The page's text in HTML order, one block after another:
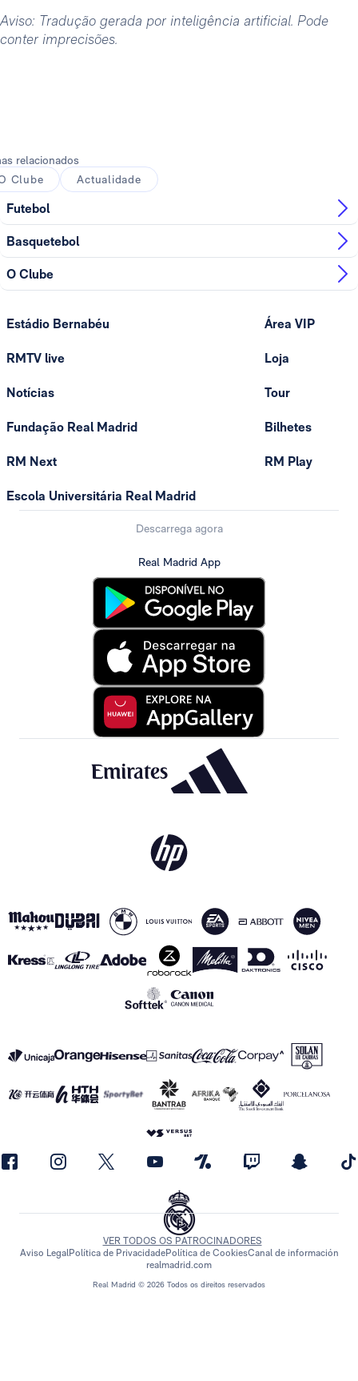
Aviso: Tradução gerada por inteligência artificial. Pode
conter imprecisões.
relacionados
Clube
Actualidade
Futebol
Basquetebol
O Clube
Estádio Bernabéu
RMTV live
Notícias
Fundação Real Madrid
RM Next
Escola Universitária Real Madrid
Área VIP
Loja
Tour
Bilhetes
RM Play
Descarrega agora
Real Madrid App
Real Madrid © 2026 Todos os direitos reservados
VER TODOS OS PATROCINADORES
Aviso LegalPolítica de PrivacidadePolítica de CookiesCanal de información
realmadrid.com